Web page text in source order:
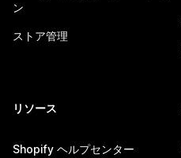
ン
ストア管理
リソース
Shopify ヘルプセンター